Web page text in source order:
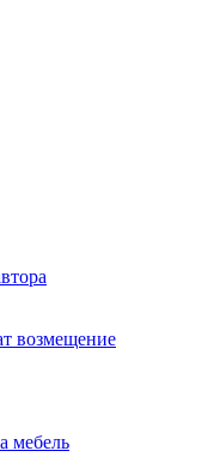
возмещение
мебель